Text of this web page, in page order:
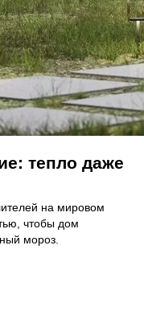
тепло даже
на мировом
чтобы дом
мороз.